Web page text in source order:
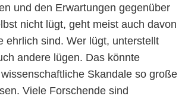
und den Erwartungen gegenüber
nicht lügt, geht meist auch davon
ehrlich sind. Wer lügt, unterstellt
andere lügen. Das könnte
Skandale so große
Viele Forschende sind